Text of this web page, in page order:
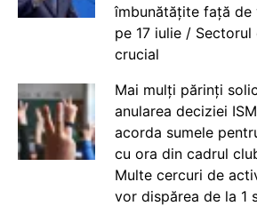
îmbunătățite față de
pe 17 iulie /
crucial
Mai mulți părinți
anularea deciziei
acorda sumele
cu ora din cadrul
Multe cercuri de
vor dispărea de la 1